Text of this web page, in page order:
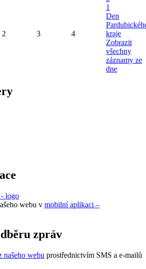
2 3 4
1
Den
kraje
Zobrazit
všechny
záznamy ze
dne
webu v mobilní aplikaci –
zpráv
našeho webu prostřednictvím SMS a e-mailů